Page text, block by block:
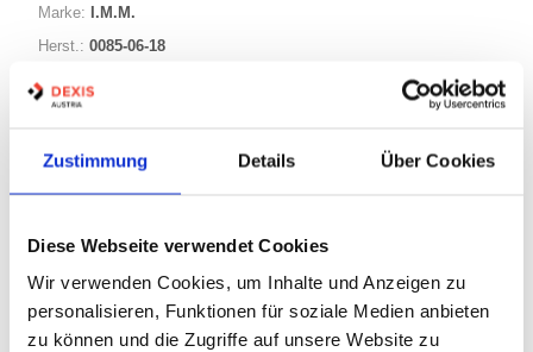
Zustimmung Details Über Cookies
Diese Webseite verwendet Cookies
Wir verwenden Cookies, um Inhalte und Anzeigen zu
personalisieren, Funktionen für soziale Medien anbieten
zu können und die Zugriffe auf unsere Website zu
Marke: I.M.M.
Herst.: 0085-06-18
Bezeichnung:
34 Varianten
Auf Lager
Lager anzeigen
Print